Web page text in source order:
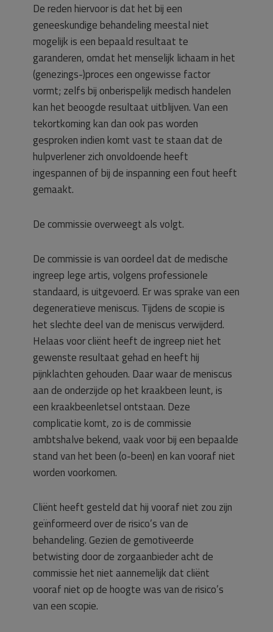
De reden hiervoor is dat het bij een
geneeskundige behandeling meestal niet
mogelijk is een bepaald resultaat te
garanderen, omdat het menselijk lichaam in het
(genezings-)proces een ongewisse factor
vormt; zelfs bij onberispelijk medisch handelen
kan het beoogde resultaat uitblijven. Van een
tekortkoming kan dan ook pas worden
gesproken indien komt vast te staan dat de
hulpverlener zich onvoldoende heeft
ingespannen of bij de inspanning een fout heeft
gemaakt.
De commissie overweegt als volgt.
De commissie is van oordeel dat de medische
ingreep lege artis, volgens professionele
standaard, is uitgevoerd. Er was sprake van een
degeneratieve meniscus. Tijdens de scopie is
het slechte deel van de meniscus verwijderd.
Helaas voor cliënt heeft de ingreep niet het
gewenste resultaat gehad en heeft hij
pijnklachten gehouden. Daar waar de meniscus
aan de onderzijde op het kraakbeen leunt, is
een kraakbeenletsel ontstaan. Deze
complicatie komt, zo is de commissie
ambtshalve bekend, vaak voor bij een bepaalde
stand van het been (o-been) en kan vooraf niet
worden voorkomen.
Cliënt heeft gesteld dat hij vooraf niet zou zijn
geïnformeerd over de risico’s van de
behandeling. Gezien de gemotiveerde
betwisting door de zorgaanbieder acht de
commissie het niet aannemelijk dat cliënt
vooraf niet op de hoogte was van de risico’s
van een scopie.